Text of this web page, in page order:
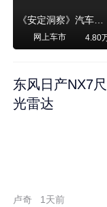
《安定洞察》汽车烧不烧油，和石油安全无关！
网上车市 4.80
东风日产NX7
光雷达
卢奇 1天前